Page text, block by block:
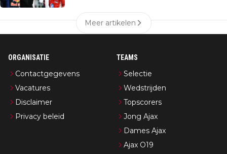
Meer artikelen
ORGANISATIE
Contactgegevens
Vacatures
Disclaimer
Privacy beleid
TEAMS
Selectie
Wedstrijden
Topscorers
Jong Ajax
Dames Ajax
Ajax O19